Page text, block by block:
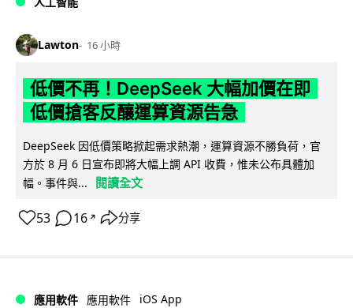
Lawton 16 小時
低價不再！DeepSeek 大幅加價在即
低價搶客反釀運算資源告急
DeepSeek 因低價策略掀起需求熱潮，運算資源不勝負荷，官
方於 8 月 6 日宣布即將大幅上調 API 收費，惟未公布具體加
幅。事件與...
閱讀全文
53 16 ↗ 分享
應用軟件 應用軟件 iOS App